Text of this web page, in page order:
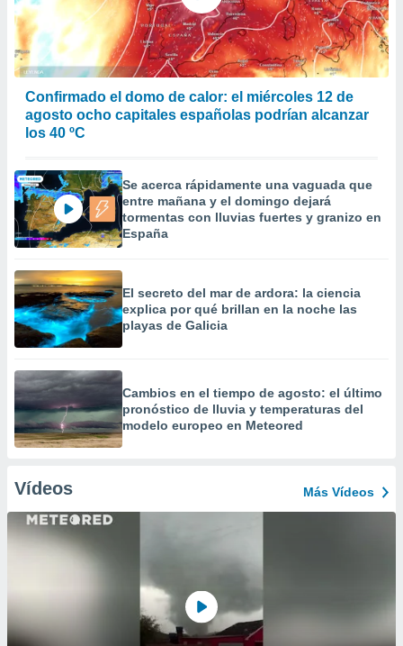
Confirmado el domo de calor: el miércoles 12 de
agosto ocho capitales españolas podrían alcanzar
los 40 ºC
Se acerca rápidamente una vaguada que
entre mañana y el domingo dejará
tormentas con lluvias fuertes y granizo en
España
El secreto del mar de ardora: la ciencia
explica por qué brillan en la noche las
playas de Galicia
Cambios en el tiempo de agosto: el último
pronóstico de lluvia y temperaturas del
modelo europeo en Meteored
Vídeos Más Vídeos